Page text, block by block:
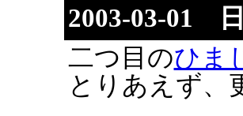
2003-03-01
二つ目のひま
とりあえず、